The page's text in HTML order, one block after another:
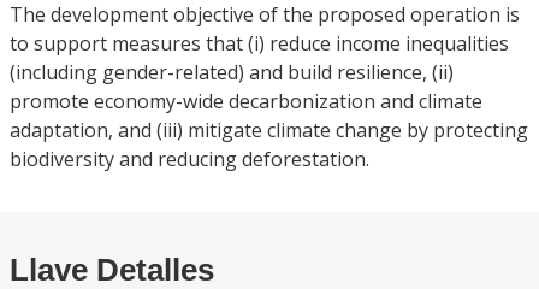
The development objective of the proposed operation is
to support measures that (i) reduce income inequalities
(including gender-related) and build resilience, (ii)
promote economy-wide decarbonization and climate
adaptation, and (iii) mitigate climate change by protecting
biodiversity and reducing deforestation.
Llave Detalles